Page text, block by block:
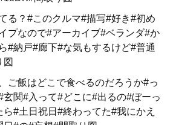
る？#このクルマ#描写#好き#初め
プなので#アーカイブ#ベランダ#か
#納戸#廊下#な気もするけど#普通
図
ご飯はどこで食べるのだろうか#っ
玄関#入って#どこに#出るの#ぼーっ
ら#土日祝日#終わってた#我にかえ